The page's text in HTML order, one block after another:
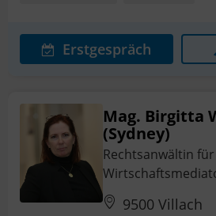
Erstgespräch
Mag. Birgitta
(Sydney)
Rechtsanwältin
9500 Villach